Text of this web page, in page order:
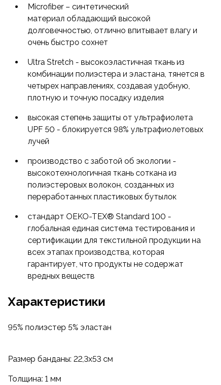
Microfiber – синтетический
материал обладающий высокой
долговечностью, отлично впитывает влагу и
очень быстро сохнет
Ultra Stretch - высокоэластичная ткань из
комбинации полиэстера и эластана, тянется в
четырех направлениях, создавая удобную,
плотную и точную посадку изделия
высокая степень защиты от ультрафиолета
UPF 50 - блокируется 98% ультрафиолетовых
лучей
производство с заботой об экологии -
высокотехнологичная ткань соткана из
полиэстеровых волокон, созданных из
переработанных пластиковых бутылок
стандарт OEKO-TEX® Standard 100 -
глобальная единая система тестирования и
сертификации для текстильной продукции на
всех этапах производства, которая
гарантирует, что продукты не содержат
вредных веществ
Характеристики
95% полиэстер 5% эластан
Размер банданы: 22,3x53 см
Толщина: 1 мм